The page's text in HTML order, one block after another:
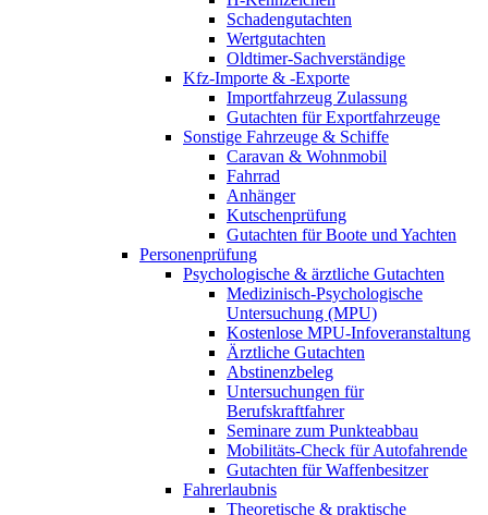
Schadengutachten
Wertgutachten
Oldtimer-Sachverständige
Kfz-Importe & -Exporte
Importfahrzeug Zulassung
Gutachten für Exportfahrzeuge
Sonstige Fahrzeuge & Schiffe
Caravan & Wohnmobil
Fahrrad
Anhänger
Kutschenprüfung
Gutachten für Boote und Yachten
Personenprüfung
Psychologische & ärztliche Gutachten
Medizinisch-Psychologische
Untersuchung (MPU)
Kostenlose MPU-Infoveranstaltung
Ärztliche Gutachten
Abstinenzbeleg
Untersuchungen für
Berufskraftfahrer
Seminare zum Punkteabbau
Mobilitäts-Check für Autofahrende
Gutachten für Waffenbesitzer
Fahrerlaubnis
Theoretische & praktische